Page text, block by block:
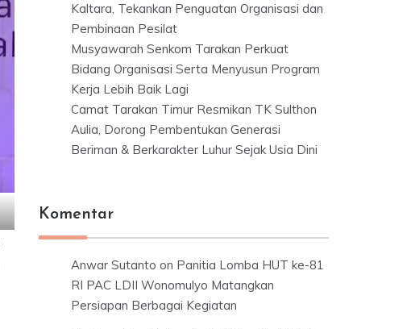
Kaltara, Tekankan Penguatan Organisasi dan
Pembinaan Pesilat
Musyawarah Senkom Tarakan Perkuat
Bidang Organisasi Serta Menyusun Program
Kerja Lebih Baik Lagi
Camat Tarakan Timur Resmikan TK Sulthon
Aulia, Dorong Pembentukan Generasi
Beriman & Berkarakter Luhur Sejak Usia Dini
Komentar
Anwar Sutanto on Panitia Lomba HUT ke-81
RI PAC LDII Wonomulyo Matangkan
Persiapan Berbagai Kegiatan